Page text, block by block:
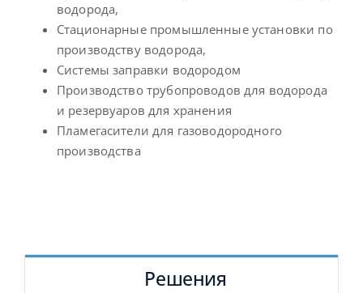
водорода,
Стационарные промышленные установки по
производству водорода,
Системы заправки водородом
Производство трубопроводов для водорода
и резервуаров для хранения
Пламегасители для газоводородного
производства
Решения